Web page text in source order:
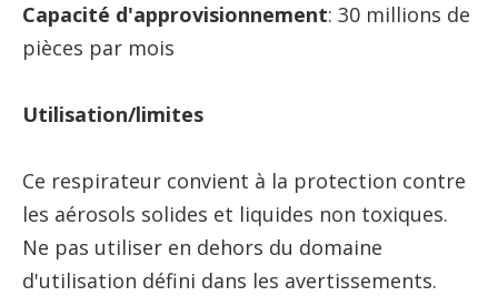
Capacité d'approvisionnement: 30 millions de
pièces par mois
Utilisation/limites
Ce respirateur convient à la protection contre
les aérosols solides et liquides non toxiques.
Ne pas utiliser en dehors du domaine
d'utilisation défini dans les avertissements.